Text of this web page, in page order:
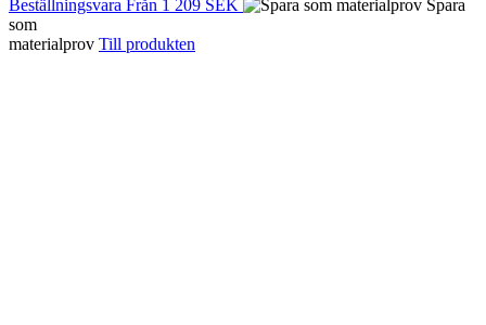
Beställningsvara Från 1 209 SEK
Spara
som
materialprov Till produkten